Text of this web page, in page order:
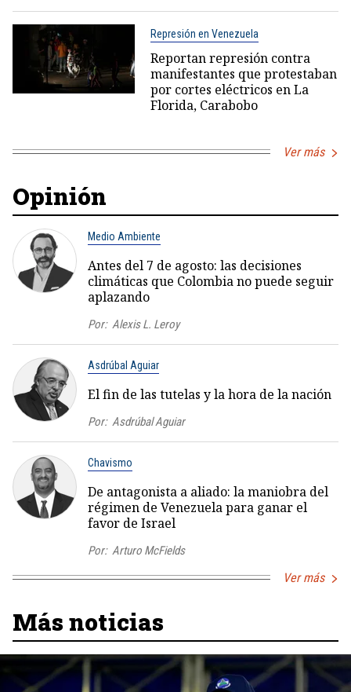
Represión en Venezuela
Reportan represión contra
manifestantes que protestaban
por cortes eléctricos en La
Florida, Carabobo
Ver más
Opinión
Medio Ambiente
Antes del 7 de agosto: las decisiones
climáticas que Colombia no puede seguir
aplazando
Por: Alexis L. Leroy
Asdrúbal Aguiar
El fin de las tutelas y la hora de la nación
Por: Asdrúbal Aguiar
Chavismo
De antagonista a aliado: la maniobra del
régimen de Venezuela para ganar el
favor de Israel
Por: Arturo McFields
Ver más
Más noticias